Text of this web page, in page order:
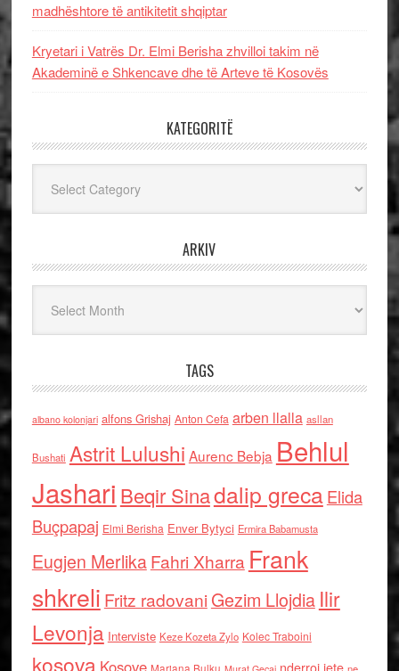
madhështore të antikitetit shqiptar
Kryetari i Vatrës Dr. Elmi Berisha zhvilloi takim në
Akademinë e Shkencave dhe të Arteve të Kosovës
KATEGORITË
ARKIV
TAGS
albano kolonjari alfons Grishaj Anton Cefa arben llalla asllan
Bushati Astrit Lulushi Aurenc Bebja Behlul
Jashari Beqir Sinadalip grecaElida
Buçpapaj Elmi Berisha Enver Bytyci Ermira Babamusta
Eugjen MerlikaFahri Xharra Frank
shkreli Fritz radovaniGezim Llojdia Ilir
Levonja Interviste Keze Kozeta Zylo Kolec Traboini
kosova Kosove